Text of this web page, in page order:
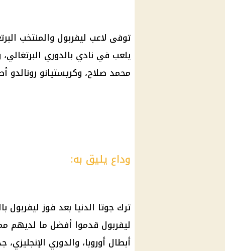
توفى لاعب ليفربول والمنتخب
يلعب في نادي بالدوري
محمد صلاح، وكريستيانو رونالدو
وداع يليق به:
ترك جوتا الدنيا بعد فوز ليفربول
ليفربول قدموا أفضل ما لديهم